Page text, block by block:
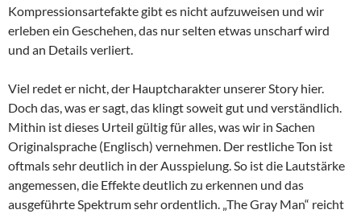
Kompressionsartefakte gibt es nicht aufzuweisen und wir
erleben ein Geschehen, das nur selten etwas unscharf wird
und an Details verliert.
Viel redet er nicht, der Hauptcharakter unserer Story hier.
Doch das, was er sagt, das klingt soweit gut und verständlich.
Mithin ist dieses Urteil gültig für alles, was wir in Sachen
Originalsprache (Englisch) vernehmen. Der restliche Ton ist
oftmals sehr deutlich in der Ausspielung. So ist die Lautstärke
angemessen, die Effekte deutlich zu erkennen und das
ausgeführte Spektrum sehr ordentlich. „The Gray Man“ reicht